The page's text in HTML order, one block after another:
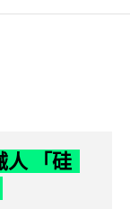
人 「硅